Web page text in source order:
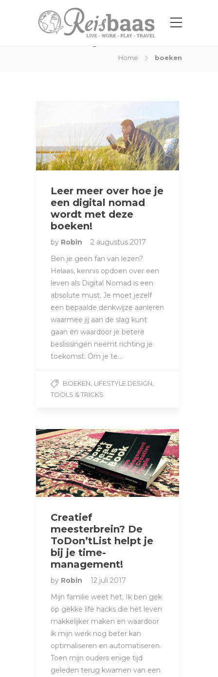
Home boeken
Leer meer over hoe je
een digital nomad
wordt met deze
boeken!
by Robin
2 augustus 2017
Ben je geen fan van lezen?
Helaas, kennis opdoen over een
leven als Digital Nomad is een
absolute must. Je moet jezelf
een bepaalde denkwijze aanleren
waarmee jij aan de slag kunt
gaan en waardoor je betere
beslissingen neemt richting je
toekomst. Om je te…
BOEKEN, LIFESTYLE DESIGN,
TOOLS & TRICKS
Creatief
meesterbrein? De
ToDon’tList helpt je
bij je time-
management!
by Robin
12 juli 2017
Mijn familie weet het. Ik ben gek
op gekke life hacks die het leven
makkelijker maken en waardoor
ik mijn werk nog beter kan
optimaliseren en automatiseren.
Toen mijn ouders enige tijd
geleden terug kwamen van een